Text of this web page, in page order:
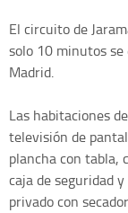
El circuito de
solo 10 minutos
Madrid.
Las habitaciones
televisión de
plancha con tabla,
caja de seguridad
privado con